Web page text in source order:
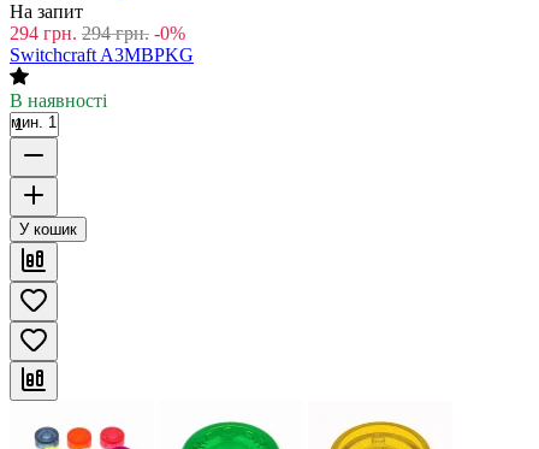
На запит
294 грн. 294 грн. -0%
Switchcraft A3MBPKG
В наявності
мин. 1
У кошик